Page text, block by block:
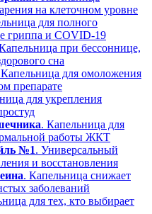
на клеточном уровне
для полного
гриппа и COVID-19
при бессоннице,
сна
для омоложения
препарате
для укрепления
. Капельница для
работы ЖКТ
№1. Универсальный
и восстановления
. Капельница снижает
заболеваний
для тех, кто выбирает